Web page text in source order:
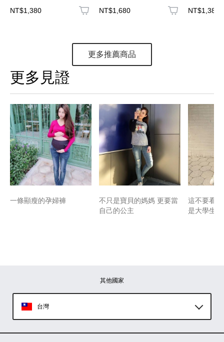
NT$1,380 NT$1,680 NT$1,380
更多推薦商品
更多見證
一條顯瘦的孕婦褲
不只是寶貝的媽媽 更要當
自己的公主
這不要看
是大學生
其他國家
台灣